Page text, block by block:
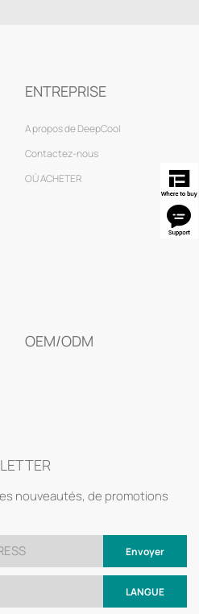
ENTREPRISE
A propos de DeepCool
Contactez-nous
OÙ ACHETER
OEM/ODM
nouveautés, de promotions
Envoyer
LANGUE